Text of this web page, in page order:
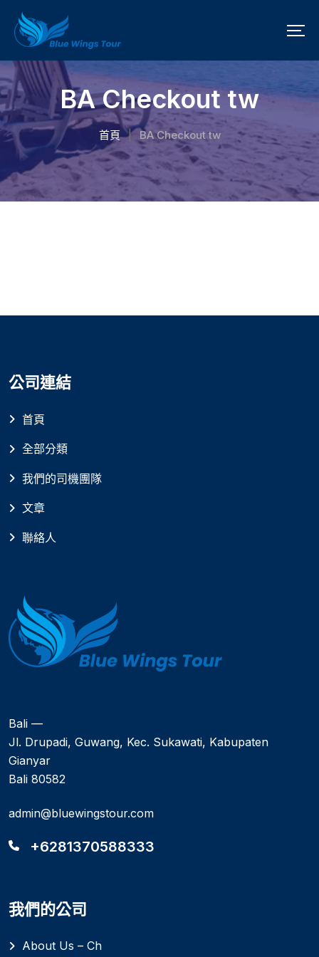
BA Checkout tw
首頁 | BA Checkout tw
公司連結
首頁
全部分類
我們的司機團隊
文章
聯絡人
Bali —
Jl. Drupadi, Guwang, Kec. Sukawati, Kabupaten
Gianyar
Bali 80582
admin@bluewingstour.com
+6281370588333
我們的公司
About Us – Ch